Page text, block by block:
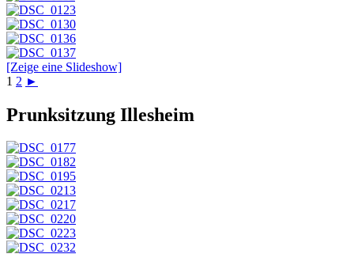
[Zeige eine Slideshow]
1 2 ►
Prunksitzung Illesheim